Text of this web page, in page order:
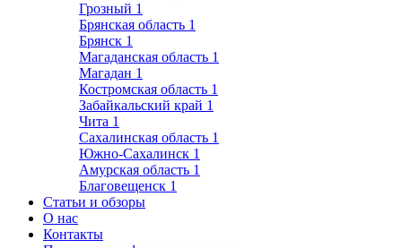
Грозный 1
Брянская область 1
Брянск 1
Магаданская область 1
Магадан 1
Костромская область 1
Забайкальский край 1
Чита 1
Сахалинская область 1
Южно-Сахалинск 1
Амурская область 1
Благовещенск 1
Статьи и обзоры
О нас
Контакты